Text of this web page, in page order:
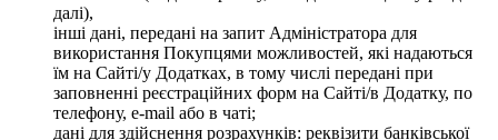
далі),
інші дані, передані на запит Адміністратора для
використання Покупцями можливостей, які надаються
їм на Сайті/у Додатках, в тому числі передані при
заповненні реєстраційних форм на Сайті/в Додатку, по
телефону, e-mail або в чаті;
дані для здійснення розрахунків: реквізити банківської